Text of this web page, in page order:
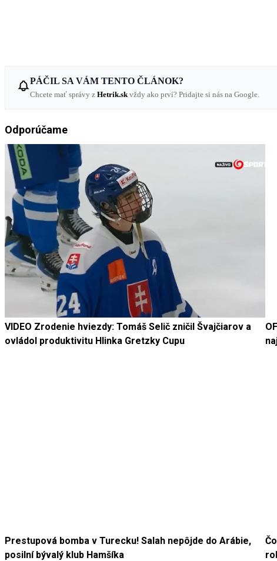
PÁČIL SA VÁM TENTO ČLÁNOK?
Chcete mať správy z Hetrik.sk vždy ako prví? Pridajte si nás na Google.
Odporúčame
VIDEO Zrodenie hviezdy: Tomáš Selič zničil Švajčiarov a
ovládol produktivitu Hlinka Gretzky Cupu
Prestupová bomba v Turecku! Salah nepôjde do Arábie,
posilní bývalý klub Hamšíka